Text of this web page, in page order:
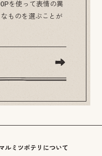
を使って表情の異
ものを選ぶことが
ルミツポテリについて